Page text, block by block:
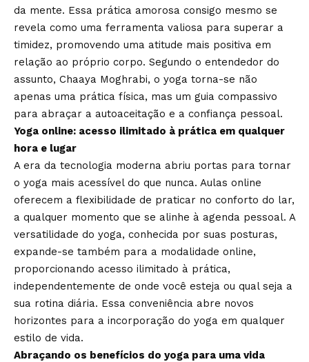
da mente. Essa prática amorosa consigo mesmo se
revela como uma ferramenta valiosa para superar a
timidez, promovendo uma atitude mais positiva em
relação ao próprio corpo. Segundo o entendedor do
assunto, Chaaya Moghrabi, o yoga torna-se não
apenas uma prática física, mas um guia compassivo
para abraçar a autoaceitação e a confiança pessoal.
Yoga online: acesso ilimitado à prática em qualquer
hora e lugar
A era da tecnologia moderna abriu portas para tornar
o yoga mais acessível do que nunca. Aulas online
oferecem a flexibilidade de praticar no conforto do lar,
a qualquer momento que se alinhe à agenda pessoal. A
versatilidade do yoga, conhecida por suas posturas,
expande-se também para a modalidade online,
proporcionando acesso ilimitado à prática,
independentemente de onde você esteja ou qual seja a
sua rotina diária. Essa conveniência abre novos
horizontes para a incorporação do yoga em qualquer
estilo de vida.
Abraçando os benefícios do yoga para uma vida